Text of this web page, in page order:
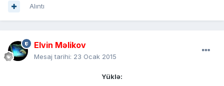
Alıntı
Elvin Məlikov
Mesaj tarihi: 23 Ocak 2015
Yüklə: